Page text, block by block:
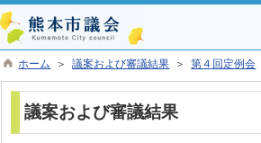
ホーム ＞議案および審議結果 ＞第４回定例会
議案および審議結果